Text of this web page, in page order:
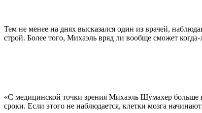
Тем не менее на днях высказался один из врачей,
строй. Более того, Михаэль вряд ли вообще сможет когда-
«С медицинской точки зрения Михаэль Шумахер больше
сроки. Если этого не наблюдается, клетки мозга